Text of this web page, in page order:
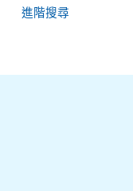
進階搜尋